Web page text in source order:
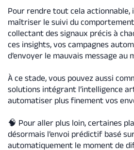
Pour rendre tout cela actionnable,
maîtriser le suivi du
collectant des signaux précis à
ces insights, vos campagnes
d’envoyer le mauvais message au
À ce stade, vous pouvez aussi
solutions intégrant l’intelligence
automatiser plus finement vos
🧠 Pour aller plus loin, certaines
désormais l’envoi prédictif basé
automatiquement le moment de